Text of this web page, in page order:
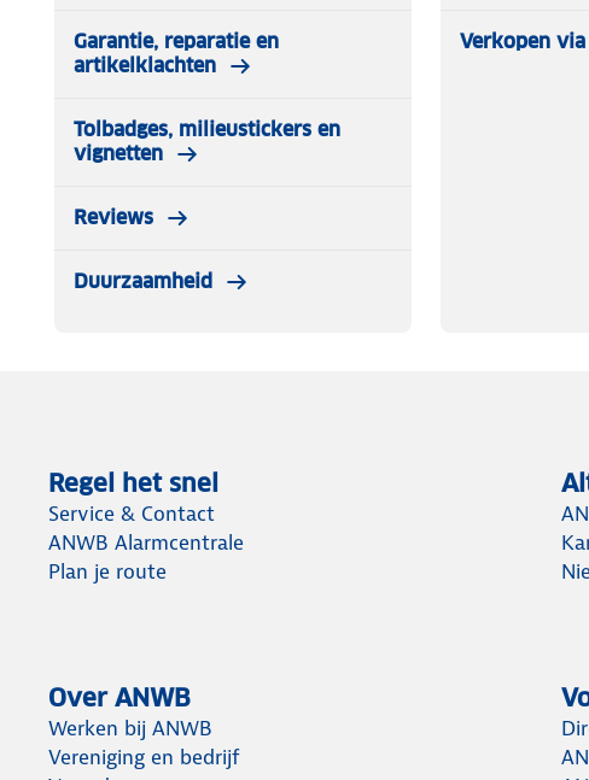
Garantie, reparatie en
artikelklachten
Tolbadges, milieustickers en
vignetten
Reviews
Duurzaamheid
Verkopen
Regel het snel
Service & Contact
ANWB Alarmcentrale
Plan je route
Over ANWB
Werken bij ANWB
Vereniging en bedrijf